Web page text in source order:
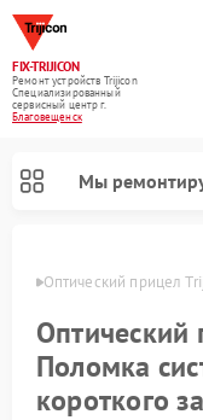
FIX-TRIJICON
Ремонт устройств Trijicon
Специализированный
cервисный центр г.
Благовещенск
Мы
Оптический прицел
Поломка
короткого